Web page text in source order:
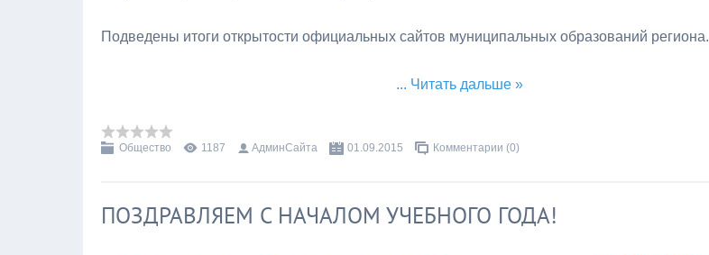
Подведены итоги открытости официальных сайтов муниципальных образований региона.
... Читать дальше »
Общество 1187 АдминСайта 01.09.2015 Комментарии (0)
ПОЗДРАВЛЯЕМ С НАЧАЛОМ УЧЕБНОГО ГОДА!